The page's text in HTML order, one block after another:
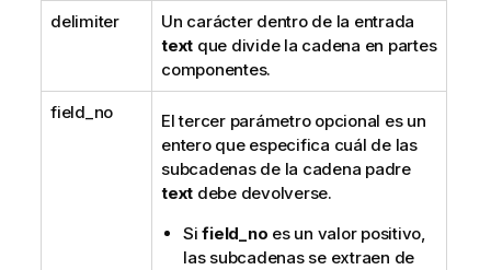
delimiter
Un carácter dentro de la entrada
text que divide la cadena en partes
componentes.
field_no
El tercer parámetro opcional es un
entero que especifica cuál de las
subcadenas de la cadena padre
text debe devolverse.
Sifield_no es un valor positivo,
las subcadenas se extraen de